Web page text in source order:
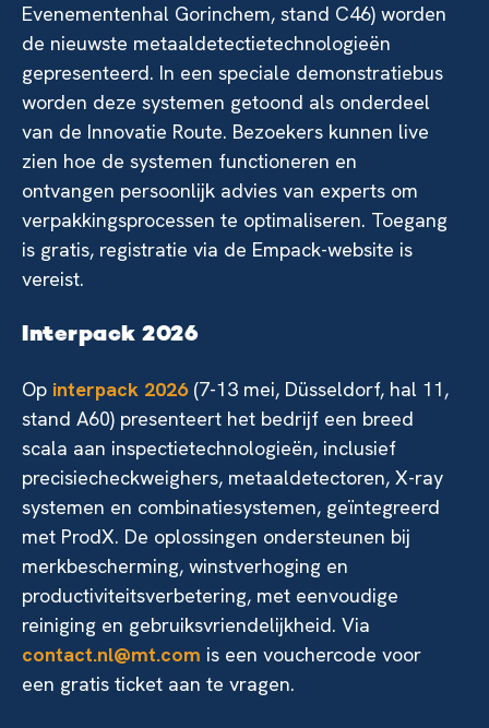
Evenementenhal Gorinchem, stand C46) worden
de nieuwste metaaldetectietechnologieën
gepresenteerd. In een speciale demonstratiebus
worden deze systemen getoond als onderdeel
van de Innovatie Route. Bezoekers kunnen live
zien hoe de systemen functioneren en
ontvangen persoonlijk advies van experts om
verpakkingsprocessen te optimaliseren. Toegang
is gratis, registratie via de Empack-website is
vereist.
Interpack 2026
Op interpack 2026(7-13 mei, Düsseldorf, hal 11,
stand A60) presenteert het bedrijf een breed
scala aan inspectietechnologieën, inclusief
precisiecheckweighers, metaaldetectoren, X-ray
systemen en combinatiesystemen, geïntegreerd
met ProdX. De oplossingen ondersteunen bij
merkbescherming, winstverhoging en
productiviteitsverbetering, met eenvoudige
reiniging en gebruiksvriendelijkheid. Via
contact.nl@mt.com is een vouchercode voor
een gratis ticket aan te vragen.